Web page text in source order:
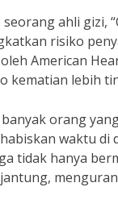
ahli gizi,
risiko
American
kematian lebih
orang
waktu
tidak hanya